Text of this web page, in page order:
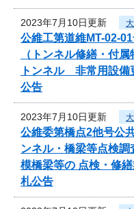
2023年7月10日更新
公維工第道維MT-02-
（トンネル修繕・付
トンネル 非常用設備
公告
2023年7月10日更新
公維委第橋点2他号公
ンネル・橋梁等点検
模橋梁等の 点検・修
札公告